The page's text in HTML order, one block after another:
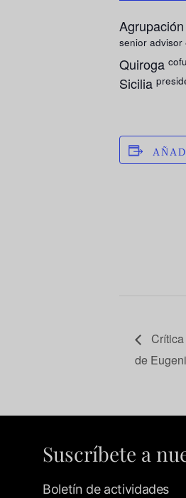
senior advisor
Quiroga
Sicilia
de
Suscríbete a
Boletín de actividades